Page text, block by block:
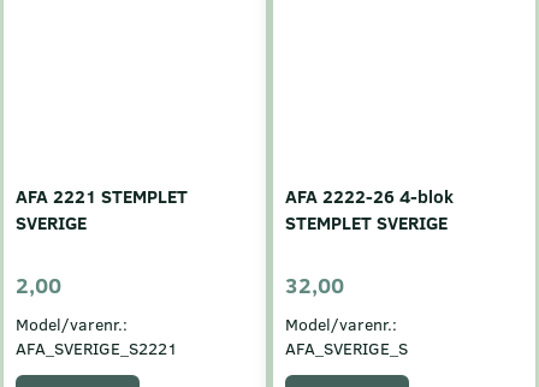
AFA 2221 STEMPLET
SVERIGE
2,00
Model/varenr.:
AFA_SVERIGE_S2221
AFA 2222-26 4-blok
STEMPLET SVERIGE
32,00
Model/varenr.:
AFA_SVERIGE_S